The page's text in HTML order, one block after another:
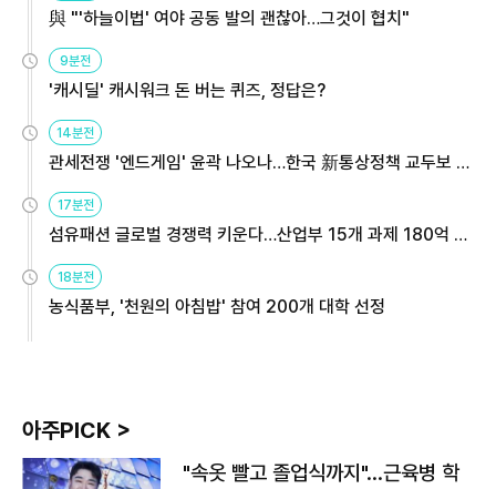
與 "'하늘이법' 여야 공동 발의 괜찮아…그것이 협치"
9분전
'캐시딜' 캐시워크 돈 버는 퀴즈, 정답은?
14분전
관세전쟁 '엔드게임' 윤곽 나오나…한국 新통상정책 교두보 활
17분전
섬유패션 글로벌 경쟁력 키운다…산업부 15개 과제 180억 지
18분전
농식품부, '천원의 아침밥' 참여 200개 대학 선정
아주PICK >
"속옷 빨고 졸업식까지"…근육병 학